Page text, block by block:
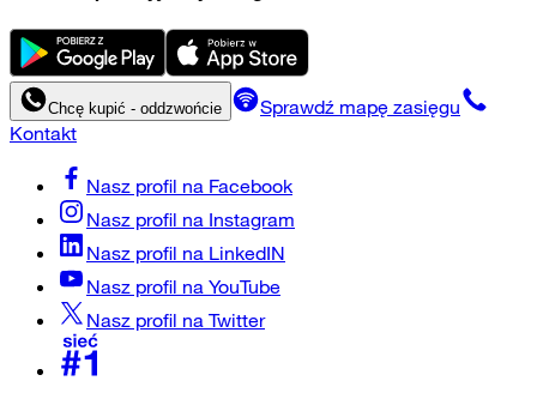
Chcę kupić - oddzwońcie
Sprawdź mapę zasięgu
Kontakt
Nasz profil na Facebook
Nasz profil na Instagram
Nasz profil na LinkedIN
Nasz profil na YouTube
Nasz profil na Twitter